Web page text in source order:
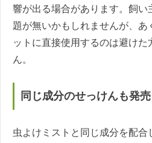
響が出る場合があります。飼い
題が無いかもしれませんが、
ットに直接使用するのは避け
ん。
同じ成分のせっけんも発売
虫よけミストと同じ成分を配合